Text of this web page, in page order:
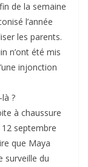
de la semaine
l’année
les parents.
n’ont été mis
injonction
?
à chaussure
septembre
que Maya
surveille du